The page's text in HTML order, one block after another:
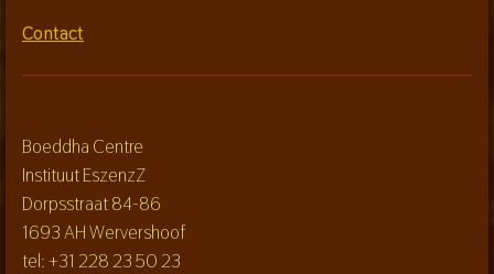
Contact
Boeddha Centre
Instituut EszenzZ
Dorpsstraat 84-86
1693 AH Wervershoof
tel: +31 228 23 50 23